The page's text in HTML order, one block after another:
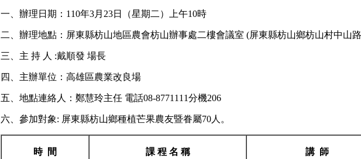
一、辦理日期：110年3月23日（星期二）上午10時
二、辦理地點：屏東縣枋山地區農會枋山辦事處二樓會議室 (屏東縣枋山鄉枋山村中山
三、主 持 人 :戴順發 場長
四、主辦單位：高雄區農業改良場
五、地點連絡人：鄭慧玲主任 電話08-8771111分機206
六、參加對象: 屏東縣枋山鄉種植芒果農友暨眷屬70人。
時 間 課 程 名 稱 講 師